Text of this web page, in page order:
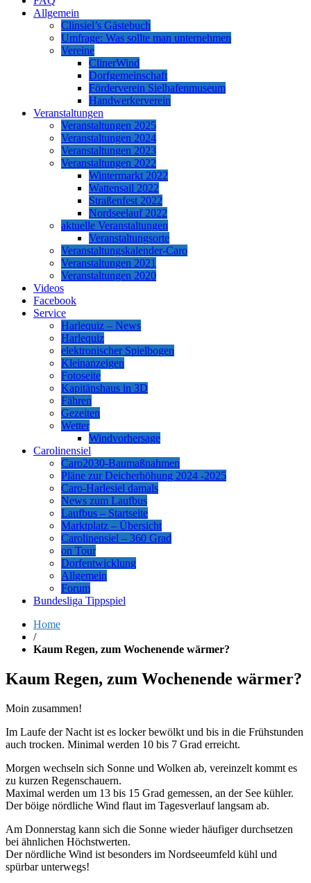
Allgemein
Clinsiel’s Gästebuch
Umfrage: Was sollte man unternehmen
Vereine
ClinerWind
Dorfgemeinschaft
Förderverein Sielhafenmuseum
Handwerkerverein
Veranstaltungen
Veranstaltungen 2025
Veranstaltungen 2024
Veranstaltungen 2023
Veranstaltungen 2022
Wintermarkt 2022
Wattensail 2022
Straßenfest 2022
Nordseelauf 2022
aktuelle Veranstaltungen
Veranstaltungsorte
Veranstaltungskalender-Caro
Veranstaltungen 2021
Veranstaltungen 2020
Videos
Facebook
Service
Harlequiz – News
Harlequiz
elektronischer Spielbogen
Kleinanzeigen
Fotoseite
Kapitänshaus in 3D
Fähren
Gezeiten
Wetter
Windvorhersage
Carolinensiel
Caro2030-Baumaßnahmen
Pläne zur Deicherhöhung 2024 -2025
Caro-Harlesiel damals
News zum Laufbus
Laufbus – Startseite
Marktplatz – Übersicht
Carolinensiel – 360 Grad
on Tour
Dorfentwicklung
Allgemein
Forum
Bundesliga Tippspiel
Home
/
Kaum Regen, zum Wochenende wärmer?
Kaum Regen, zum Wochenende wärmer?
Moin zusammen!
Im Laufe der Nacht ist es locker bewölkt und bis in die Frühstunden
auch trocken. Minimal werden 10 bis 7 Grad erreicht.
Morgen wechseln sich Sonne und Wolken ab, vereinzelt kommt es
zu kurzen Regenschauern.
Maximal werden um 13 bis 15 Grad gemessen, an der See kühler.
Der böige nördliche Wind flaut im Tagesverlauf langsam ab.
Am Donnerstag kann sich die Sonne wieder häufiger durchsetzen
bei ähnlichen Höchstwerten.
Der nördliche Wind ist besonders im Nordseeumfeld kühl und
spürbar unterwegs!